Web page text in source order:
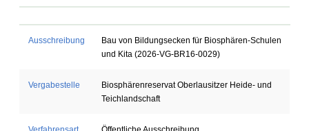
Ausschreibung
Bau von Bildungsecken für Biosphären-Schulen
und Kita (2026-VG-BR16-0029)
Vergabestelle
Biosphärenreservat Oberlausitzer Heide- und
Teichlandschaft